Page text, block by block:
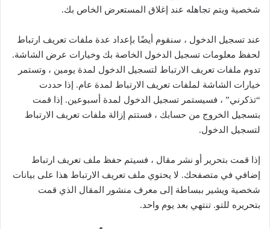
شخصية ويتم تجاهله عند إغلاق المستعرض الخاص بك.
عند تسجيل الدخول ، سنقوم أيضًا بإعداد عدة ملفات تعريف ارتباط
لحفظ معلومات تسجيل الدخول الخاصة بك وخيارات عرض الشاشة.
تدوم ملفات تعريف الارتباط لتسجيل الدخول لمدة يومين ، وتستمر
خيارات الشاشة لملفات تعريف الارتباط لمدة عام. إذا حددت
“تذكرني” ، فسيستمر تسجيل الدخول لمدة أسبوعين. إذا قمت
بتسجيل الخروج من حسابك ، فستتم إزالة ملفات تعريف الارتباط
لتسجيل الدخول.
إذا قمت بتحرير أو نشر مقال ، فسيتم حفظ ملف تعريف ارتباط
إضافي في متصفحك. لا يحتوي ملف تعريف الارتباط هذا على بيانات
شخصية ويشير ببساطة إلى معرف منشور المقال الذي قمت
بتحريره للتو. تنتهي بعد يوم واحد.